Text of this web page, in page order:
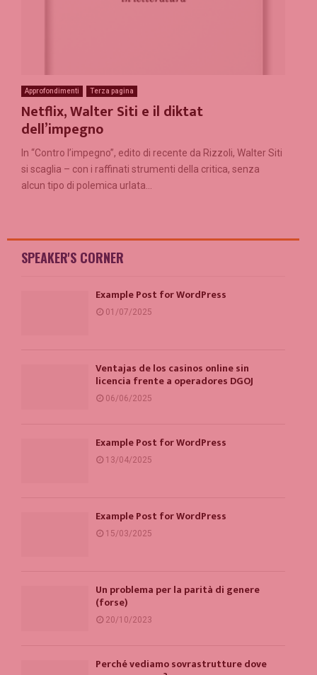
Approfondimenti Terza pagina
Netflix, Walter Siti e il diktat
dell’impegno
In “Contro l’impegno”, edito di recente da Rizzoli, Walter Siti
si scaglia – con i raffinati strumenti della critica, senza
alcun tipo di polemica urlata...
SPEAKER'S CORNER
Example Post for WordPress
01/07/2025
Ventajas de los casinos online sin
licencia frente a operadores DGOJ
06/06/2025
Example Post for WordPress
13/04/2025
Example Post for WordPress
15/03/2025
Un problema per la parità di genere
(forse)
20/10/2023
Perché vediamo sovrastrutture dove